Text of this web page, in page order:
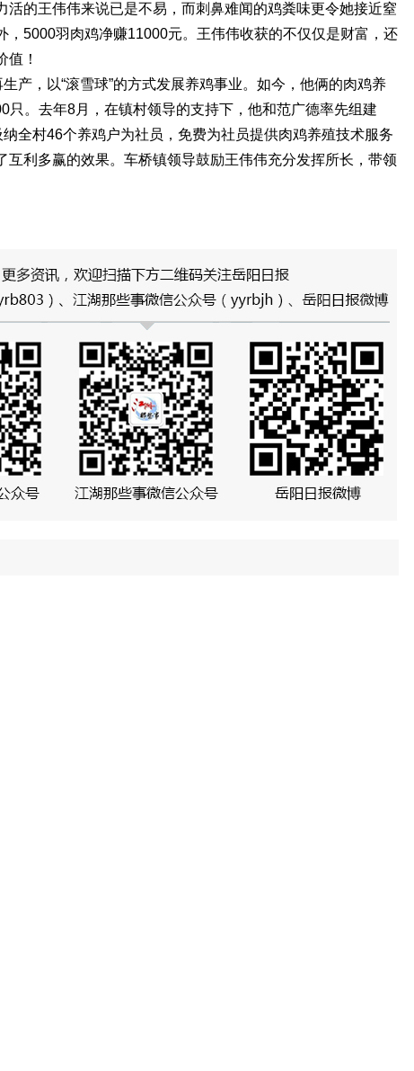
的王伟伟来说已是不易，而刺鼻难闻的鸡粪味更令她接近窒
5000羽肉鸡净赚11000元。王伟伟收获的不仅仅是财富，还
值！
产，以“滚雪球”的方式发展养鸡事业。如今，他俩的肉鸡养
。去年8月，在镇村领导的支持下，他和范广德率先组建
全村46个养鸡户为社员，免费为社员提供肉鸡养殖技术服务
利多赢的效果。车桥镇领导鼓励王伟伟充分发挥所长，带领